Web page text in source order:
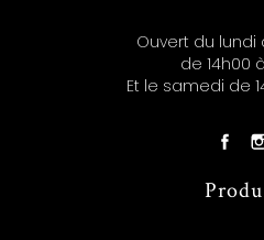
Ouvert du lundi
de 14h00
Et le samedi de